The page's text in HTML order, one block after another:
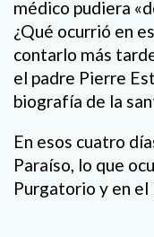
médico pudiera
¿Qué ocurrió en
contarlo más
el padre Pierre
biografía de la
En esos cuatro
Paraíso, lo que
Purgatorio y en el